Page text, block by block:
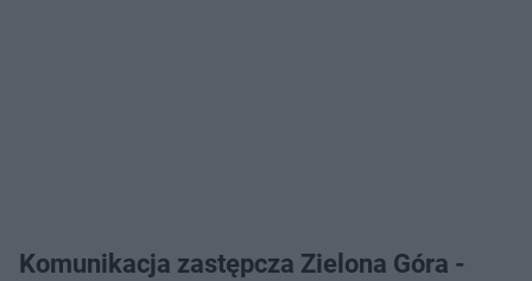
Komunikacja zastępcza Zielona Góra -